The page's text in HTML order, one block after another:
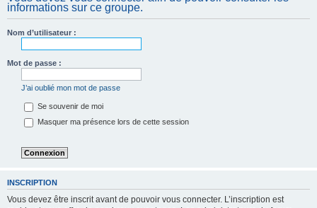
informations sur ce groupe.
Nom d’utilisateur :
Mot de passe :
J’ai oublié mon mot de passe
Se souvenir de moi
Masquer ma présence lors de cette session
INSCRIPTION
Vous devez être inscrit avant de pouvoir vous connecter. L’inscription est